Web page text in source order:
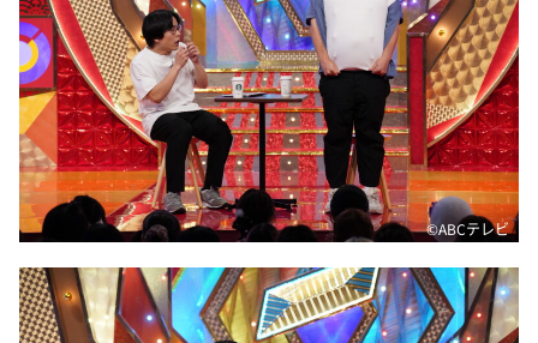
©️ABCテレビ